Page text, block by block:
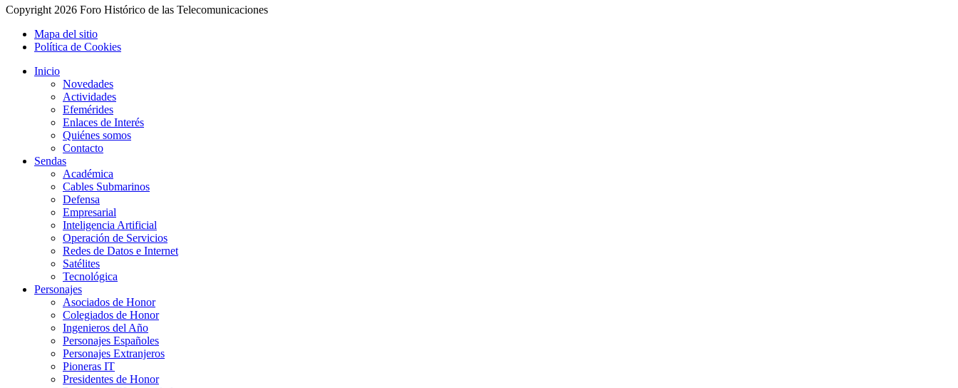
Copyright 2026 Foro Histórico de las Telecomunicaciones
Mapa del sitio
Política de Cookies
Inicio
Novedades
Actividades
Efemérides
Enlaces de Interés
Quiénes somos
Contacto
Sendas
Académica
Cables Submarinos
Defensa
Empresarial
Inteligencia Artificial
Operación de Servicios
Redes de Datos e Internet
Satélites
Tecnológica
Personajes
Asociados de Honor
Colegiados de Honor
Ingenieros del Año
Personajes Españoles
Personajes Extranjeros
Pioneras IT
Presidentes de Honor